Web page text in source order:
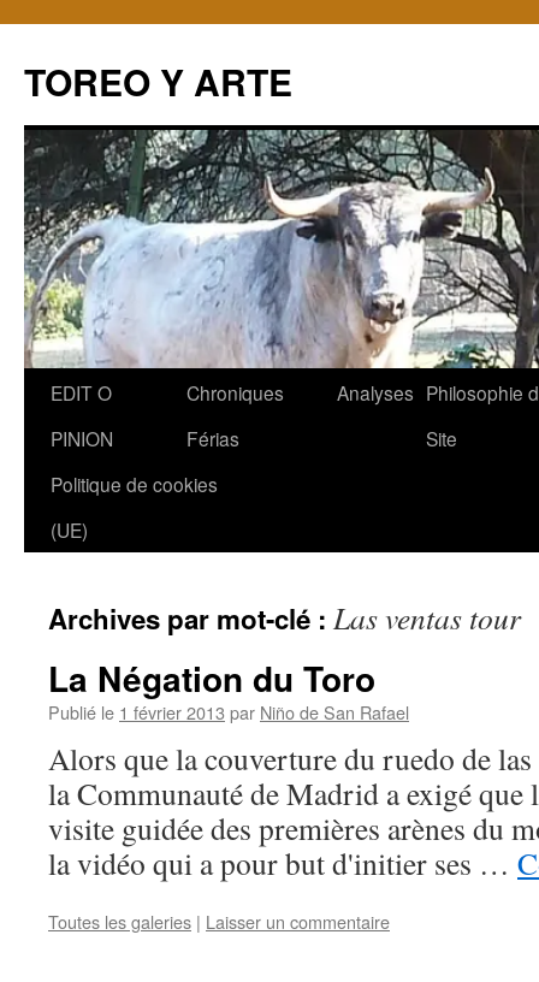
TOREO Y ARTE
Aller
contenu
EDIT O
PINION
Chroniques
Férias
Analyses Philosophie
Site
Politique de cookies
(UE)
Archives par mot-clé : Las ventas tour
La Négation du Toro
Publié le 1 février 2013 par Niño de San Rafael
Alors que la couverture du ruedo de las
la Communauté de Madrid a exigé que
visite guidée des premières arènes du
la vidéo qui a pour but d'initier ses …
Toutes les galeries | Laisser un commentaire